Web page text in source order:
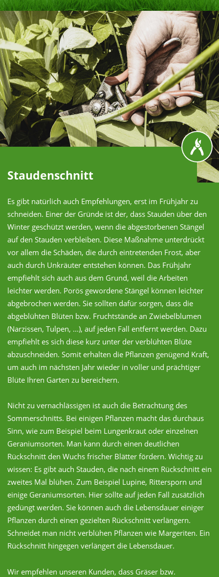
Staudenschnitt
Es gibt natürlich auch Empfehlungen, erst im Frühjahr zu
schneiden. Einer der Gründe ist der, dass Stauden über den
Winter geschützt werden, wenn die abgestorbenen Stängel
auf den Stauden verbleiben. Diese Maßnahme unterdrückt
vor allem die Schäden, die durch eintretenden Frost, aber
auch durch Unkräuter entstehen können. Das Frühjahr
empfiehlt sich auch aus dem Grund, weil die Arbeiten
leichter werden. Porös gewordene Stängel können leichter
abgebrochen werden. Sie sollten dafür sorgen, dass die
abgeblühten Blüten bzw. Fruchtstände an Zwiebelblumen
(Narzissen, Tulpen, ...), auf jeden Fall entfernt werden. Dazu
empfiehlt es sich diese kurz unter der verblühten Blüte
abzuschneiden. Somit erhalten die Pflanzen genügend Kraft,
um auch im nächsten Jahr wieder in voller und prächtiger
Blüte Ihren Garten zu bereichern.
Nicht zu vernachlässigen ist auch die Betrachtung des
Sommerschnitts. Bei einigen Pflanzen macht das durchaus
Sinn, wie zum Beispiel beim Lungenkraut oder einzelnen
Geraniumsorten. Man kann durch einen deutlichen
Rückschnitt den Wuchs frischer Blätter fördern. Wichtig zu
wissen: Es gibt auch Stauden, die nach einem Rückschnitt ein
zweites Mal blühen. Zum Beispiel Lupine, Rittersporn und
einige Geraniumsorten. Hier sollte auf jeden Fall zusätzlich
gedüngt werden. Sie können auch die Lebensdauer einiger
Pflanzen durch einen gezielten Rückschnitt verlängern.
Schneidet man nicht verblühen Pflanzen wie Margeriten. Ein
Rückschnitt hingegen verlängert die Lebensdauer.
Wir empfehlen unseren Kunden, dass Gräser bzw.